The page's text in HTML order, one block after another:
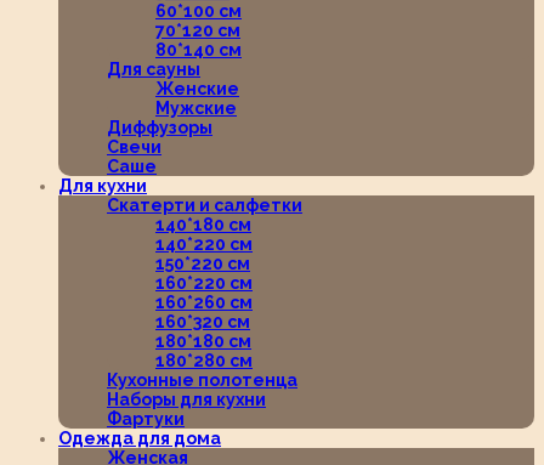
60*100 см
70*120 см
80*140 см
Для сауны
Женские
Мужские
Диффузоры
Свечи
Саше
Для кухни
Скатерти и салфетки
140*180 см
140*220 см
150*220 см
160*220 см
160*260 см
160*320 см
180*180 см
180*280 см
Кухонные полотенца
Наборы для кухни
Фартуки
Одежда для дома
Женская